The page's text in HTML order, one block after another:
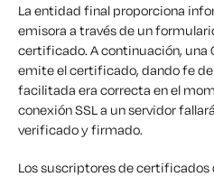
La entidad final proporciona
emisora a través de un
certificado. A continuación, una
emite el certificado, dando fe
facilitada era correcta en el
conexión SSL a un servidor
verificado y firmado.
Los suscriptores de certificados